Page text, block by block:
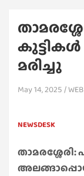
മരിച്ചു
May 14, 2025
NEWSDESK